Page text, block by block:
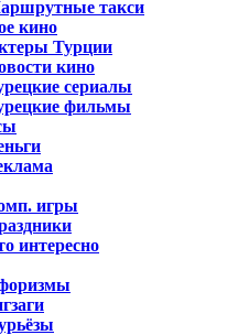
такси
кино
Турции
кино
сериалы
фильмы
игры
интересно